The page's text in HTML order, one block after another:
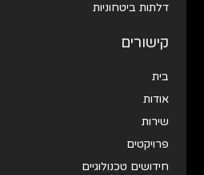
דלתות ביטחוניות
קישורים
בית
אודות
שירות
פרויקטים
חידושים טכנולוגיים